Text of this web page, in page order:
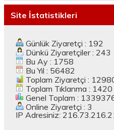
Site İstatistikleri
Günlük Ziyaretçi : 192
Dünkü Ziyaretçiler : 243
Bu Ay : 1758
Bu Yıl : 56482
Toplam Ziyaretçi :
Toplam Tıklanma : 1420
Genel Toplam :
Online Ziyaretçi : 3
IP Adresiniz: